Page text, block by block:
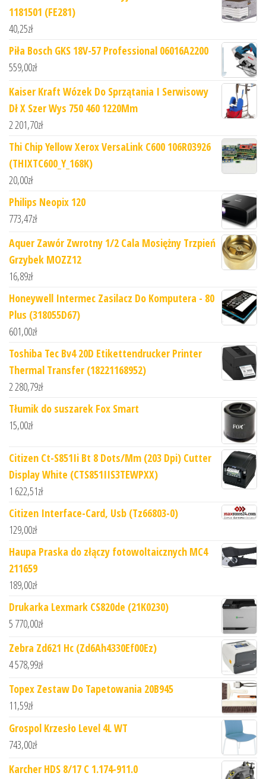
1181501 (FE281)
40,25zł
Piła Bosch GKS 18V-57 Professional 06016A2200
559,00zł
Kaiser Kraft Wózek Do Sprzątania I Serwisowy
Dł X Szer Wys 750 460 1220Mm
2 201,70zł
Thi Chip Yellow Xerox VersaLink C600 106R03926
(THIXTC600_Y_168K)
20,00zł
Philips Neopix 120
773,47zł
Aquer Zawór Zwrotny 1/2 Cala Mosiężny Trzpień
Grzybek MOZZ12
16,89zł
Honeywell Intermec Zasilacz Do Komputera - 80
Plus (318055D67)
601,00zł
Toshiba Tec Bv4 20D Etikettendrucker Printer
Thermal Transfer (18221168952)
2 280,79zł
Tłumik do suszarek Fox Smart
15,00zł
Citizen Ct-S851Ii Bt 8 Dots/Mm (203 Dpi) Cutter
Display White (CTS851IIS3TEWPXX)
1 622,51zł
Citizen Interface-Card, Usb (Tz66803-0)
129,00zł
Haupa Praska do złączy fotowoltaicznych MC4
211659
189,00zł
Drukarka Lexmark CS820de (21K0230)
5 770,00zł
Zebra Zd621 Hc (Zd6Ah4330Ef00Ez)
4 578,99zł
Topex Zestaw Do Tapetowania 20B945
11,59zł
Grospol Krzesło Level 4L WT
743,00zł
Karcher HDS 8/17 C 1.174-911.0